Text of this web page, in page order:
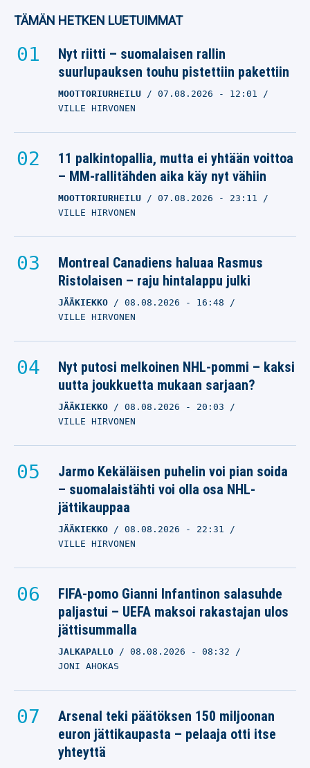
TÄMÄN HETKEN LUETUIMMAT
Nyt riitti – suomalaisen rallin
suurlupauksen touhu pistettiin pakettiin
MOOTTORIURHEILU 07.08.2026 - 12:01
VILLE HIRVONEN
11 palkintopallia, mutta ei yhtään voittoa
– MM-rallitähden aika käy nyt vähiin
MOOTTORIURHEILU 07.08.2026 - 23:11
VILLE HIRVONEN
Montreal Canadiens haluaa Rasmus
Ristolaisen – raju hintalappu julki
JÄÄKIEKKO 08.08.2026 - 16:48
VILLE HIRVONEN
Nyt putosi melkoinen NHL-pommi – kaksi
uutta joukkuetta mukaan sarjaan?
JÄÄKIEKKO 08.08.2026 - 20:03
VILLE HIRVONEN
Jarmo Kekäläisen puhelin voi pian soida
– suomalaistähti voi olla osa NHL-
jättikauppaa
JÄÄKIEKKO 08.08.2026 - 22:31
VILLE HIRVONEN
FIFA-pomo Gianni Infantinon salasuhde
paljastui – UEFA maksoi rakastajan ulos
jättisummalla
JALKAPALLO 08.08.2026 - 08:32
JONI AHOKAS
Arsenal teki päätöksen 150 miljoonan
euron jättikaupasta – pelaaja otti itse
yhteyttä